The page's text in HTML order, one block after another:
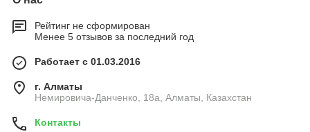
Рейтинг не сформирован
Менее 5 отзывов за последний год
Работает с 01.03.2016
г. Алматы
Немировича-Данченко, 18а, Алматы, Казахстан
Контакты